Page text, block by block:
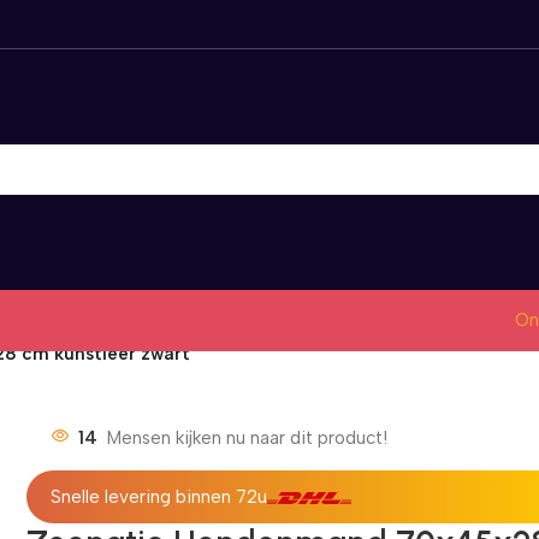
cm kunstleer zwart
14 Mensen kijken nu naar dit product!
Snelle levering binnen 72u